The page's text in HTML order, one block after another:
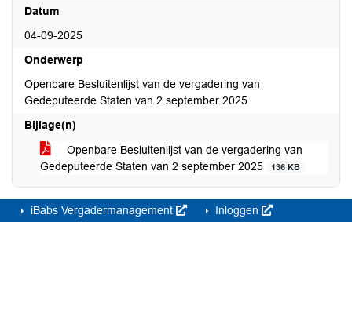
Datum
04-09-2025
Onderwerp
Openbare Besluitenlijst van de vergadering van
Gedeputeerde Staten van 2 september 2025
Bijlage(n)
Openbare Besluitenlijst van de vergadering van
Gedeputeerde Staten van 2 september 2025
136 KB
iBabs Vergadermanagement Inloggen